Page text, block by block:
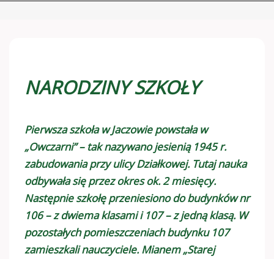
NARODZINY SZKOŁY
Pierwsza szkoła w Jaczowie powstała w
„Owczarni” – tak nazywano jesienią 1945 r.
zabudowania przy ulicy Działkowej. Tutaj nauka
odbywała się przez okres ok. 2 miesięcy.
Następnie szkołę przeniesiono do budynków nr
106 – z dwiema klasami i 107 – z jedną klasą. W
pozostałych pomieszczeniach budynku 107
zamieszkali nauczyciele. Mianem „Starej